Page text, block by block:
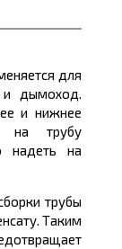
для
и дымоход.
и нижнее
на трубу
надеть на
трубы
Таким